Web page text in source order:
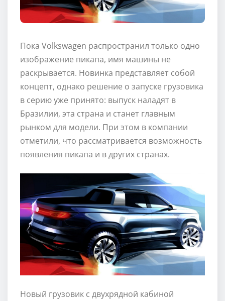
Пока Volkswagen распространил только одно
изображение пикапа, имя машины не
раскрывается. Новинка представляет собой
концепт, однако решение о запуске грузовика
в серию уже принято: выпуск наладят в
Бразилии, эта страна и станет главным
рынком для модели. При этом в компании
отметили, что рассматривается возможность
появления пикапа и в других странах.
Новый грузовик с двухрядной кабиной